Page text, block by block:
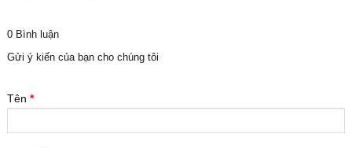
0 Bình luận
Gửi ý kiến của bạn cho chúng tôi
Tên *